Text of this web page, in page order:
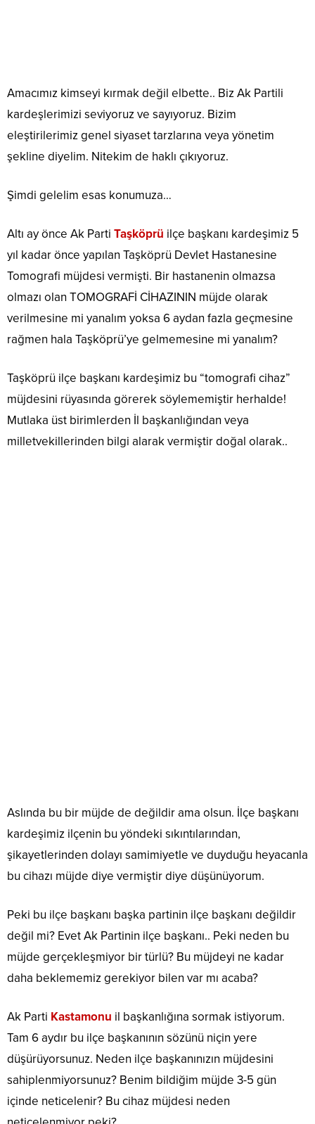
Amacımız kimseyi kırmak değil elbette.. Biz Ak Partili
kardeşlerimizi seviyoruz ve sayıyoruz. Bizim
eleştirilerimiz genel siyaset tarzlarına veya yönetim
şekline diyelim. Nitekim de haklı çıkıyoruz.
Şimdi gelelim esas konumuza…
Altı ay önce Ak Parti Taşköprü ilçe başkanı kardeşimiz 5
yıl kadar önce yapılan Taşköprü Devlet Hastanesine
Tomografi müjdesi vermişti. Bir hastanenin olmazsa
olmazı olan TOMOGRAFİ CİHAZININ müjde olarak
verilmesine mi yanalım yoksa 6 aydan fazla geçmesine
rağmen hala Taşköprü’ye gelmemesine mi yanalım?
Taşköprü ilçe başkanı kardeşimiz bu “tomografi cihaz”
müjdesini rüyasında görerek söylememiştir herhalde!
Mutlaka üst birimlerden İl başkanlığından veya
milletvekillerinden bilgi alarak vermiştir doğal olarak..
Aslında bu bir müjde de değildir ama olsun. İlçe başkanı
kardeşimiz ilçenin bu yöndeki sıkıntılarından,
şikayetlerinden dolayı samimiyetle ve duyduğu heyacanla
bu cihazı müjde diye vermiştir diye düşünüyorum.
Peki bu ilçe başkanı başka partinin ilçe başkanı değildir
değil mi? Evet Ak Partinin ilçe başkanı.. Peki neden bu
müjde gerçekleşmiyor bir türlü? Bu müjdeyi ne kadar
daha beklememiz gerekiyor bilen var mı acaba?
Ak Parti Kastamonu il başkanlığına sormak istiyorum.
Tam 6 aydır bu ilçe başkanının sözünü niçin yere
düşürüyorsunuz. Neden ilçe başkanınızın müjdesini
sahiplenmiyorsunuz? Benim bildiğim müjde 3-5 gün
içinde neticelenir? Bu cihaz müjdesi neden